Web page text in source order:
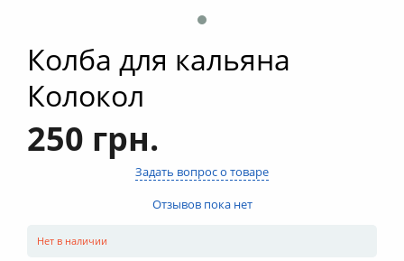
Колба для кальяна
Колокол
250 грн.
Задать вопрос о товаре
Отзывов пока нет
Нет в наличии